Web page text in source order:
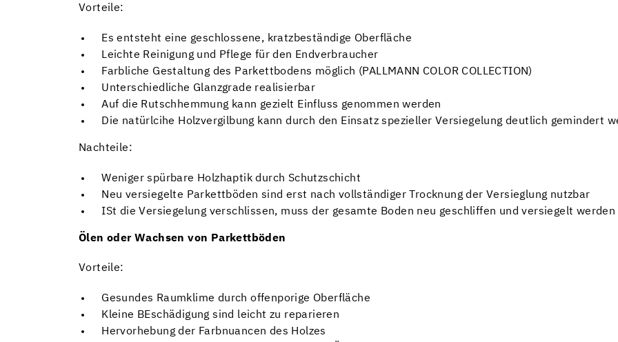
Vorteile:
Es entsteht eine geschlossene, kratzbeständige Oberfläche
Leichte Reinigung und Pflege für den Endverbraucher
Farbliche Gestaltung des Parkettbodens möglich (PALLMANN COLOR COLLECTION)
Unterschiedliche Glanzgrade realisierbar
Auf die Rutschhemmung kann gezielt Einfluss genommen werden
Die natürlcihe Holzvergilbung kann durch den Einsatz spezieller Versiegelung deutlich gemindert
Nachteile:
Weniger spürbare Holzhaptik durch Schutzschicht
Neu versiegelte Parkettböden sind erst nach vollständiger Trocknung der Versieglung nutzbar
ISt die Versiegelung verschlissen, muss der gesamte Boden neu geschliffen und versiegelt werden
Ölen oder Wachsen von Parkettböden
Vorteile:
Gesundes Raumklime durch offenporige Oberfläche
Kleine BEschädigung sind leicht zu reparieren
Hervorhebung der Farbnuancen des Holzes